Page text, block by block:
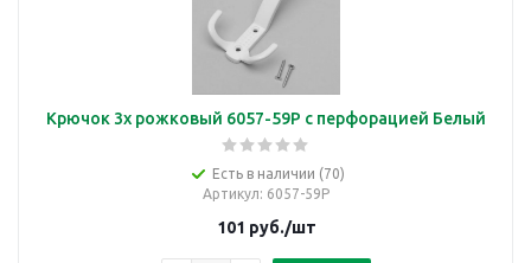
Крючок 3х рожковый 6057-59Р с перфорацией Белый
Есть в наличии (70)
Артикул: 6057-59Р
101 руб./шт